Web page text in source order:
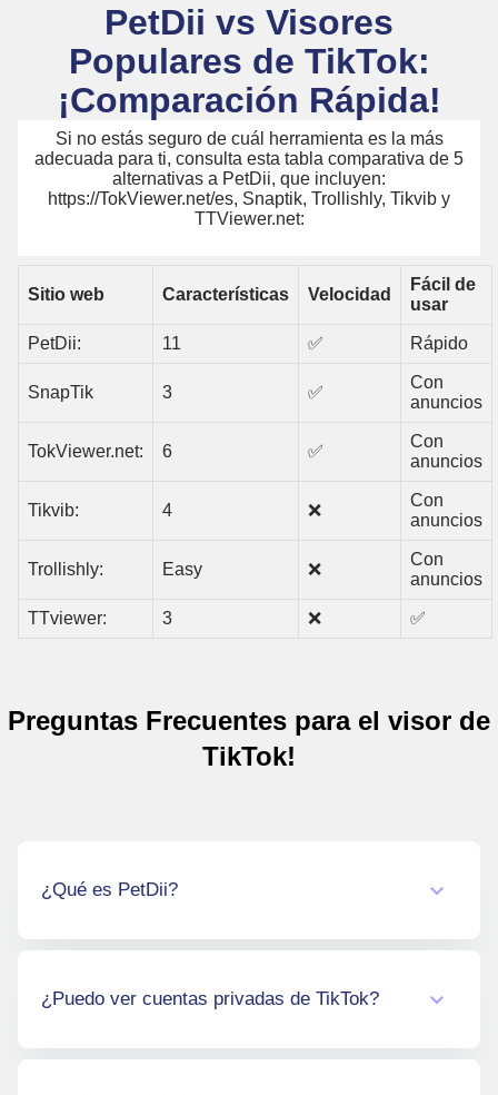
PetDii vs Visores
Populares de TikTok:
¡Comparación Rápida!
Si no estás seguro de cuál herramienta es la más
adecuada para ti, consulta esta tabla comparativa de 5
alternativas a PetDii, que incluyen:
https://TokViewer.net/es, Snaptik, Trollishly, Tikvib y
TTViewer.net:
Sitio web Características Velocidad
Fácil de
usar
PetDii: 11 ✅ Rápido
SnapTik 3 ✅
Con
anuncios
TokViewer.net: 6 ✅
Con
anuncios
Tikvib: 4 ❌
Con
anuncios
Trollishly: Easy ❌
Con
anuncios
TTviewer: 3 ❌ ✅
Preguntas Frecuentes para el visor de
TikTok!
¿Qué es PetDii?
TikTok que te permite ver perfiles, Historias y
¿Puedo ver cuentas privadas de TikTok?